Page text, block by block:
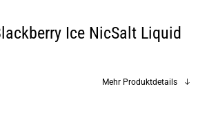
Ice NicSalt Liquid
Mehr Produktdetails